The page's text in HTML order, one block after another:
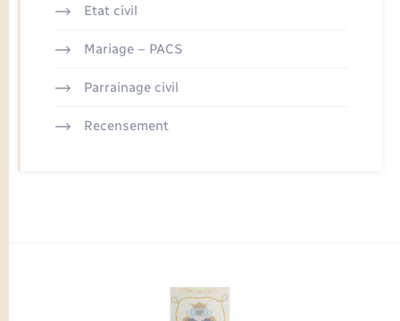
Etat civil
Mariage – PACS
Parrainage civil
Recensement